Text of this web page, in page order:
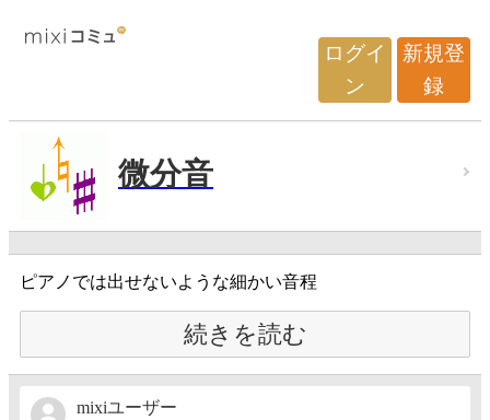
ログイ
ン
新規登
録
微分音
ピアノでは出せないような細かい音程
続きを読む
mixiユーザー